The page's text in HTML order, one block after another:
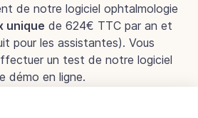
de notre logiciel ophtalmologie
unique de 624€ TTC par an et
pour les assistantes). Vous
un test de notre logiciel
démo en ligne.